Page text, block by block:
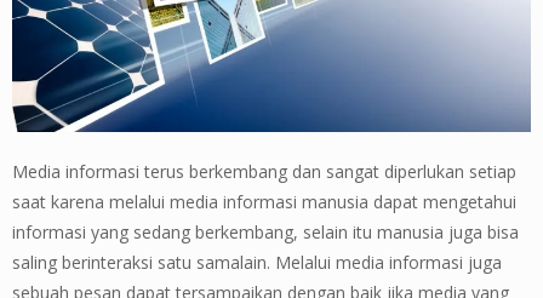
Media informasi terus berkembang dan sangat diperlukan setiap
saat karena melalui media informasi manusia dapat mengetahui
informasi yang sedang berkembang, selain itu manusia juga bisa
saling berinteraksi satu samalain. Melalui media informasi juga
sebuah pesan dapat tersampaikan dengan baik jika media yang